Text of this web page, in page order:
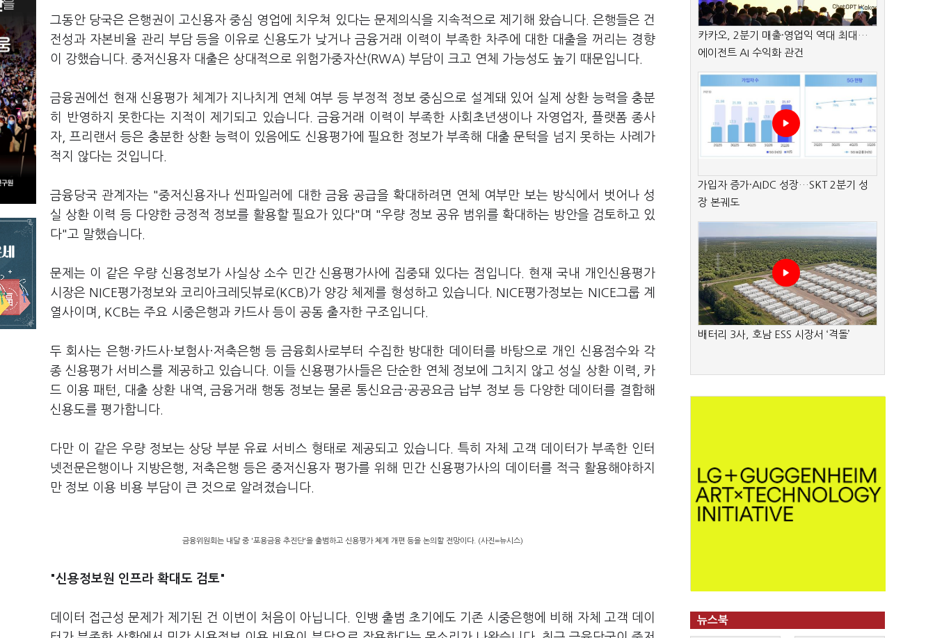
그동안 당국은 은행권이 고신용자 중심 영업에 치우쳐 있다는 문제의식을 지속적으로 제기해 왔습니다. 은행들은 건
전성과 자본비율 관리 부담 등을 이유로 신용도가 낮거나 금융거래 이력이 부족한 차주에 대한 대출을 꺼리는 경향
이 강했습니다. 중저신용자 대출은 상대적으로 위험가중자산(RWA) 부담이 크고 연체 가능성도 높기 때문입니다.
금융권에선 현재 신용평가 체계가 지나치게 연체 여부 등 부정적 정보 중심으로 설계돼 있어 실제 상환 능력을 충분
히 반영하지 못한다는 지적이 제기되고 있습니다. 금융거래 이력이 부족한 사회초년생이나 자영업자, 플랫폼 종사
자, 프리랜서 등은 충분한 상환 능력이 있음에도 신용평가에 필요한 정보가 부족해 대출 문턱을 넘지 못하는 사례가
적지 않다는 것입니다.
금융당국 관계자는 "중저신용자나 씬파일러에 대한 금융 공급을 확대하려면 연체 여부만 보는 방식에서 벗어나 성
실 상환 이력 등 다양한 긍정적 정보를 활용할 필요가 있다"며 "우량 정보 공유 범위를 확대하는 방안을 검토하고 있
다"고 말했습니다.
문제는 이 같은 우량 신용정보가 사실상 소수 민간 신용평가사에 집중돼 있다는 점입니다. 현재 국내 개인신용평가
시장은 NICE평가정보와 코리아크레딧뷰로(KCB)가 양강 체제를 형성하고 있습니다. NICE평가정보는 NICE그룹 계
열사이며, KCB는 주요 시중은행과 카드사 등이 공동 출자한 구조입니다.
두 회사는 은행·카드사·보험사·저축은행 등 금융회사로부터 수집한 방대한 데이터를 바탕으로 개인 신용점수와 각
종 신용평가 서비스를 제공하고 있습니다. 이들 신용평가사들은 단순한 연체 정보에 그치지 않고 성실 상환 이력, 카
드 이용 패턴, 대출 상환 내역, 금융거래 행동 정보는 물론 통신요금·공공요금 납부 정보 등 다양한 데이터를 결합해
신용도를 평가합니다.
다만 이 같은 우량 정보는 상당 부분 유료 서비스 형태로 제공되고 있습니다. 특히 자체 고객 데이터가 부족한 인터
넷전문은행이나 지방은행, 저축은행 등은 중저신용자 평가를 위해 민간 신용평가사의 데이터를 적극 활용해야하지
만 정보 이용 비용 부담이 큰 것으로 알려졌습니다.
금융위원회는 내달 중 '포용금융 추진단'을 출범하고 신용평가 체계 개편 등을 논의할 전망이다. (사진=뉴시스)
"신용정보원 인프라 확대도 검토"
데이터 접근성 문제가 제기된 건 이번이 처음이 아닙니다. 인뱅 출범 초기에도 기존 시중은행에 비해 자체 고객 데이
카카오, 2분기 매출·영업익 역대 최대…
에이전트 AI 수익화 관건
가입자 증가·AIDC 성장…SKT 2분기 성
장 본궤도
배터리 3사, 호남 ESS 시장서 ‘격돌’
뉴스북